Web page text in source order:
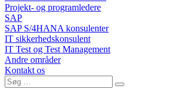
Projekt- og programledere
SAP
SAP S/4HANA konsulenter
IT sikkerhedskonsulent
IT Test og Test Management
Andre områder
Kontakt os
Søg
efter:
Søg